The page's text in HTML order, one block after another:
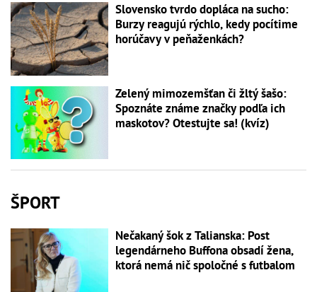
Slovensko tvrdo dopláca na sucho:
Burzy reagujú rýchlo, kedy pocítime
horúčavy v peňaženkách?
Zelený mimozemšťan či žltý šašo:
Spoznáte známe značky podľa ich
maskotov? Otestujte sa! (kvíz)
ŠPORT
Nečakaný šok z Talianska: Post
legendárneho Buffona obsadí žena,
ktorá nemá nič spoločné s futbalom